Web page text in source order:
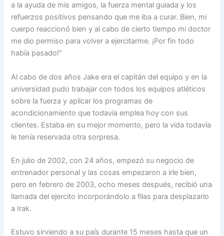
a la ayuda de mis amigos, la fuerza mental guiada y los
refuerzos positivos pensando que me iba a curar. Bien, mi
cuerpo reaccionó bien y al cabo de cierto tiempo mi doctor
me dio permiso para volver a ejercitarme. ¡Por fin todo
había pasado!”
Al cabo de dos años Jake era el capitán del equipo y en la
universidad pudo trabajar con todos los equipos atléticos
sobre la fuerza y aplicar los programas de
acondicionamiento que todavía emplea hoy con sus
clientes. Estaba en su mejor momento, pero la vida todavía
le tenía reservada otra sorpresa.
En julio de 2002, con 24 años, empezó su negocio de
entrenador personal y las cosas empezaron a irle bien,
pero en febrero de 2003, ocho meses después, recibió una
llamada del ejercito incorporándolo a filas para desplazarlo
a Irak.
Estuvo sirviendo a su país durante 15 meses hasta que un